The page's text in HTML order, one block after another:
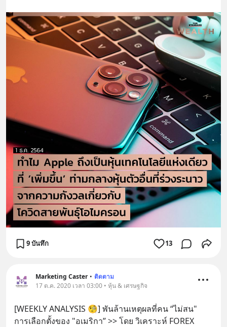
9 บันทึก 13
Marketing Caster • ติดตาม
17 ต.ค. 2020 เวลา 03:00 • หุ้น & เศรษฐกิจ
[WEEKLY ANALYSIS 🧐] พันล้านเหตุผลที่คน “ไม่สน"
การเลือกตั้งของ "อเมริกา” >> โดย วิเคราะห์ FOREX